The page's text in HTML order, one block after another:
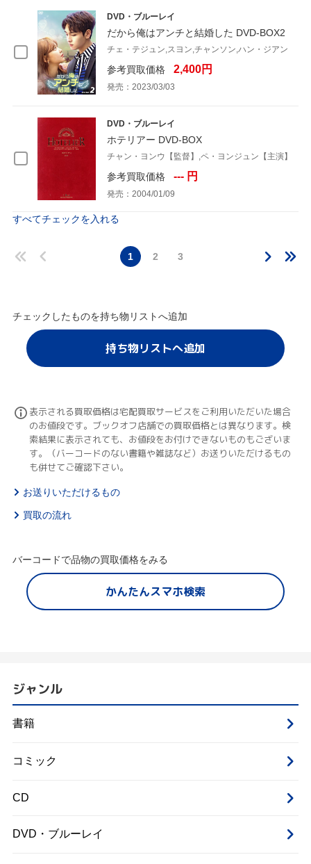
DVD・ブルーレイ
だから俺はアンチと結婚した DVD-BOX2
チェ・テジュン,スヨン,チャンソン,ハン・ジアン
参考買取価格 2,400円
発売：2023/03/03
DVD・ブルーレイ
ホテリアー DVD-BOX
チャン・ヨンウ【監督】,ペ・ヨンジュン【主演】
参考買取価格 --- 円
発売：2004/01/09
すべてチェックを入れる
1 2 3
チェックしたものを持ち物リストへ追加
持ち物リストへ追加
表示される買取価格は宅配買取サービスをご利用いただいた場合
のお値段です。ブックオフ店舗での買取価格とは異なります。検
索結果に表示されても、お値段をお付けできないものもございま
す。（バーコードのない書籍や雑誌など）お送りいただけるもの
も併せてご確認下さい。
お送りいただけるもの
買取の流れ
バーコードで品物の買取価格をみる
かんたんスマホ検索
ジャンル
書籍
コミック
CD
DVD・ブルーレイ